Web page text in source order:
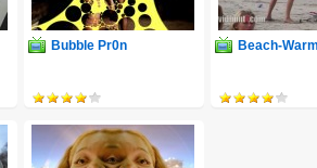
Bubble Pr0n Beach-